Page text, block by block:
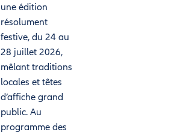
une édition
résolument
festive, du 24 au
28 juillet 2026,
mêlant traditions
locales et têtes
d’affiche grand
public. Au
programme des